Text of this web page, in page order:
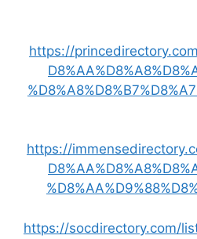
https://
https://
https://socdirectory.com/